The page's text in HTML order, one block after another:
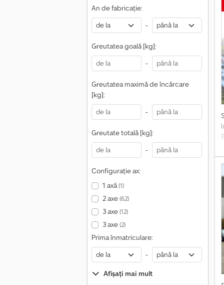
An de fabricație:
-
Greutatea goală [kg]:
-
Greutatea maximă de încărcare
[kg]:
-
Greutate totală [kg]:
-
Configurație ax:
1 axă(1)
2 axe(62)
3 axe(12)
3 axe(2)
Prima înmatriculare:
-
Afișați mai mult